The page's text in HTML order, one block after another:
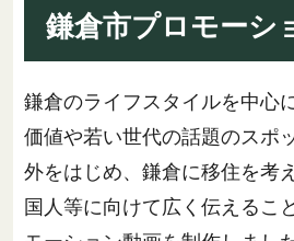
鎌倉市プロモーシ
鎌倉のライフスタイルを中心
価値や若い世代の話題のスポ
外をはじめ、鎌倉に移住を考
国人等に向けて広く伝えるこ